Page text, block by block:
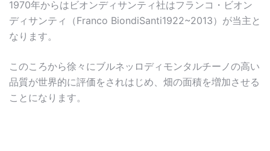
1970年からはビオンディサンティ社はフランコ・ビオン
ディサンティ（Franco BiondiSanti1922~2013）が当主と
なります。
このころから徐々にブルネッロディモンタルチーノの高い
品質が世界的に評価をされはじめ、畑の面積を増加させる
ことになります。